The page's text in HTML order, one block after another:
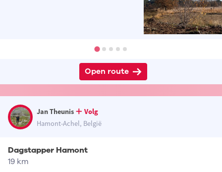
Open route
Jan Theunis
Volg
Hamont-Achel, België
Dagstapper Hamont
19 km